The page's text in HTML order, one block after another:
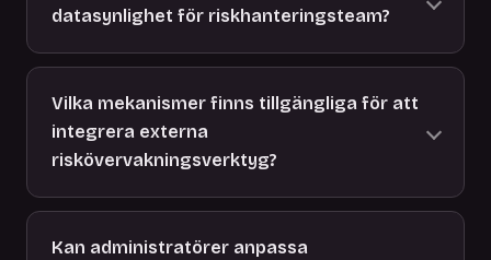
datasynlighet för riskhanteringsteam?
Vilka mekanismer finns tillgängliga för att
integrera externa
riskövervakningsverktyg?
Kan administratörer anpassa